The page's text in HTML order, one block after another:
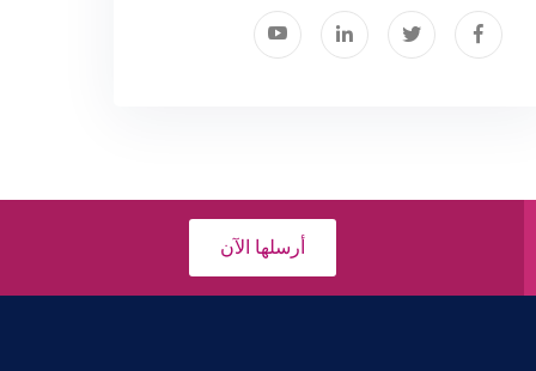
أرسلها الآن